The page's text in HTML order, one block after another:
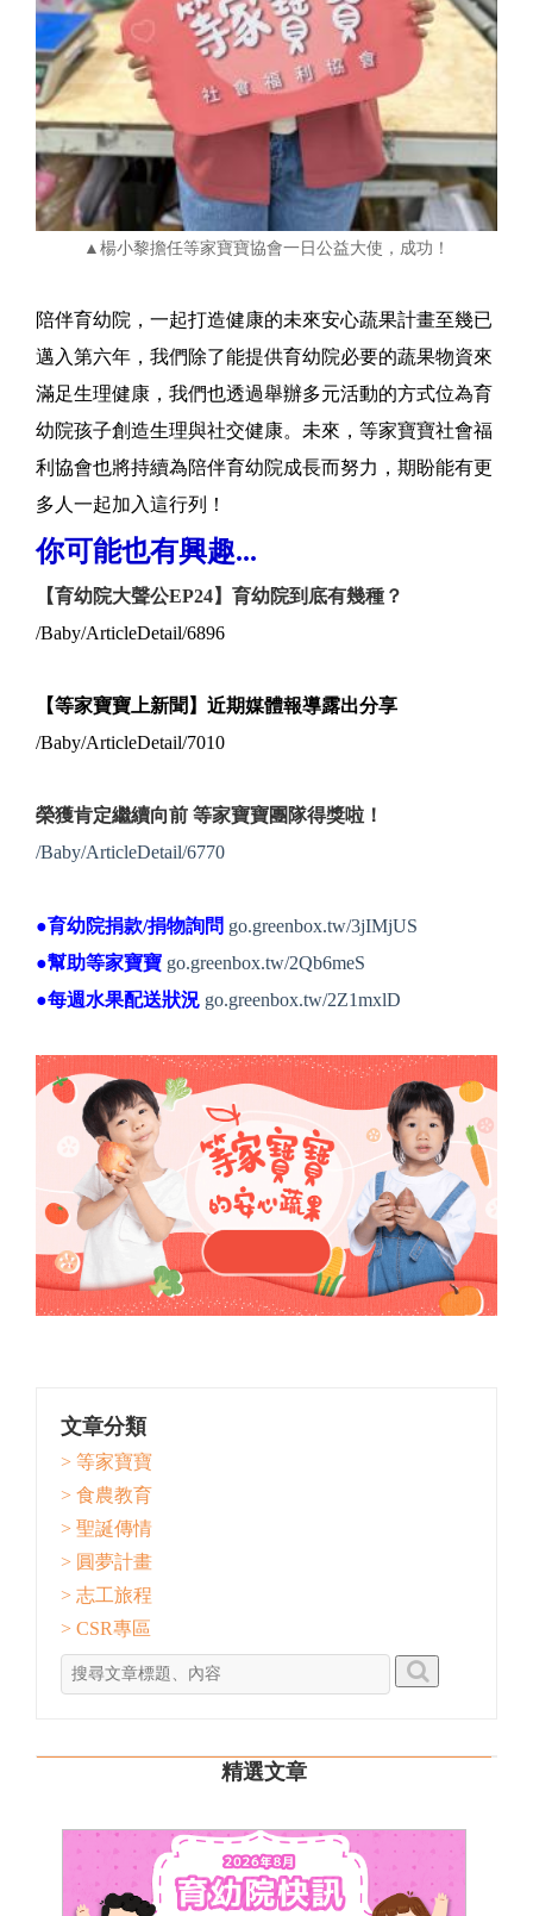
▲楊小黎擔任等家寶寶協會一日公益大使，成功！
陪伴育幼院，一起打造健康的未來安心蔬果計畫至幾已
邁入第六年，我們除了能提供育幼院必要的蔬果物資來
滿足生理健康，我們也透過舉辦多元活動的方式位為育
幼院孩子創造生理與社交健康。未來，等家寶寶社會福
利協會也將持續為陪伴育幼院成長而努力，期盼能有更
多人一起加入這行列！
你可能也有興趣...
【育幼院大聲公EP24】育幼院到底有幾種？
/Baby/ArticleDetail/6896
【等家寶寶上新聞】近期媒體報導露出分享
/Baby/ArticleDetail/7010
榮獲肯定繼續向前 等家寶寶團隊得獎啦！
/Baby/ArticleDetail/6770
●育幼院捐款/捐物詢問 go.greenbox.tw/3jIMjUS
●幫助等家寶寶 go.greenbox.tw/2Qb6meS
●每週水果配送狀況 go.greenbox.tw/2Z1mxlD
文章分類
> 等家寶寶
> 食農教育
> 聖誕傳情
> 圓夢計畫
> 志工旅程
> CSR專區
精選文章